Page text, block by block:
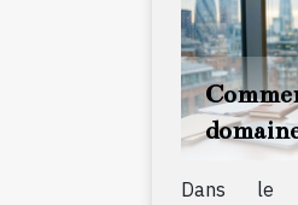
Dans le